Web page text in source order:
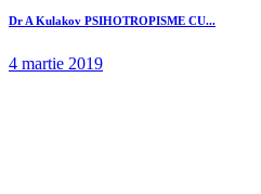
Dr A Kulakov PSIHOTROPISME CU...
4 martie 2019